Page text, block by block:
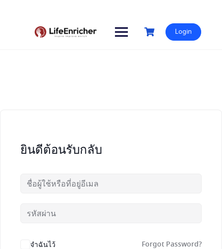
Login
ยินดีต้อนรับกลับ
จำฉันไว้ Forgot Password?